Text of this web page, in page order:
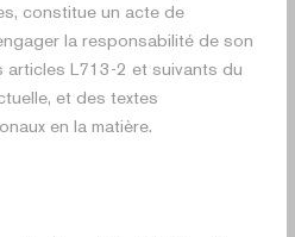
constitue un acte de
la responsabilité de son
articles L713-2 et suivants du
et des textes
en la matière.